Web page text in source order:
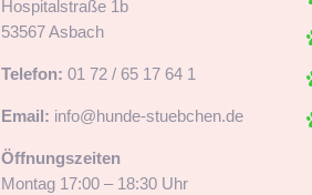
Hospitalstraße 1b
53567 Asbach
Telefon: 01 72 / 65 17 64 1
Email: info@hunde-stuebchen.de
Öffnungszeiten
Montag 17:00 – 18:30 Uhr